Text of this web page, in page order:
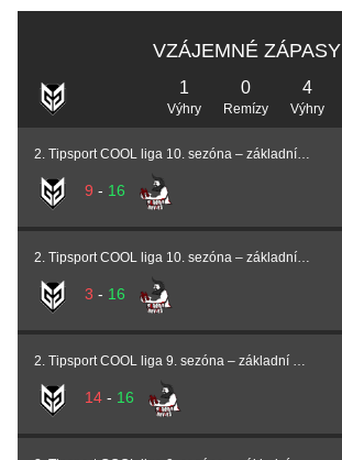
VZÁJEMNÉ ZÁPASY
1
Výhry
0
Remízy
4
Výhry
2. Tipsport COOL liga 10. sezóna – základní část
9 - 16
2. Tipsport COOL liga 10. sezóna – základní část
3 - 16
2. Tipsport COOL liga 9. sezóna – základní část
14- 16